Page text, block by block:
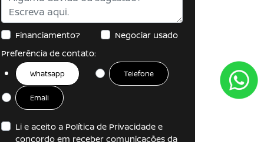
Financiamento?
Negociar usado
Preferência de contato:
Whatsapp Telefone
Email
Li e aceito a Política de Privacidade e
concordo em receber comunicações da